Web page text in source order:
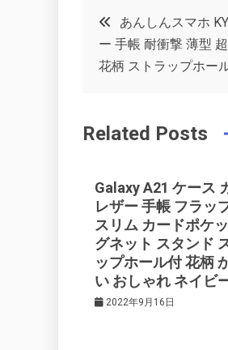
b
k
t
e
e
t
e
投
稿
ビ
ゲ
ー
シ
あんしんスマホ
ー 手帳 耐衝撃 薄型
花柄 ストラップホー
Related Posts
Galaxy A21 ケース
レザー 手帳 フラッ
スリム カードポケ
グネット スタンド
ップホール付 花柄
い おしゃれ ネイビ
2022年9月16日